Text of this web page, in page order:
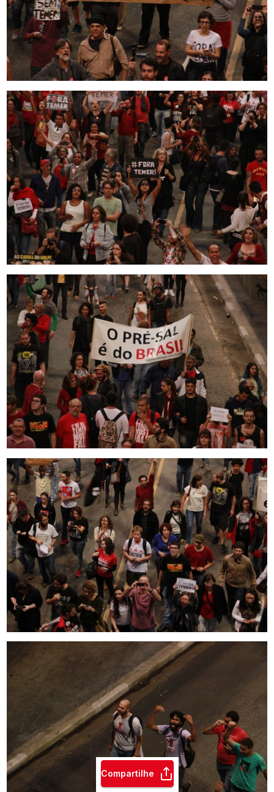
Compartilhe